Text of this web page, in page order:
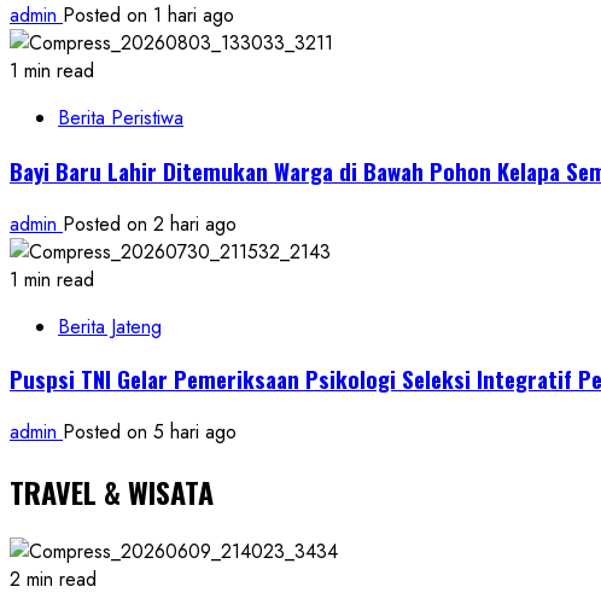
admin Posted on 1 hari ago
1 min read
Berita Peristiwa
Bayi Baru Lahir Ditemukan Warga di Bawah Pohon Kelapa
admin Posted on 2 hari ago
1 min read
Berita Jateng
Puspsi TNI Gelar Pemeriksaan Psikologi Seleksi Integratif
admin Posted on 5 hari ago
TRAVEL & WISATA
2 min read